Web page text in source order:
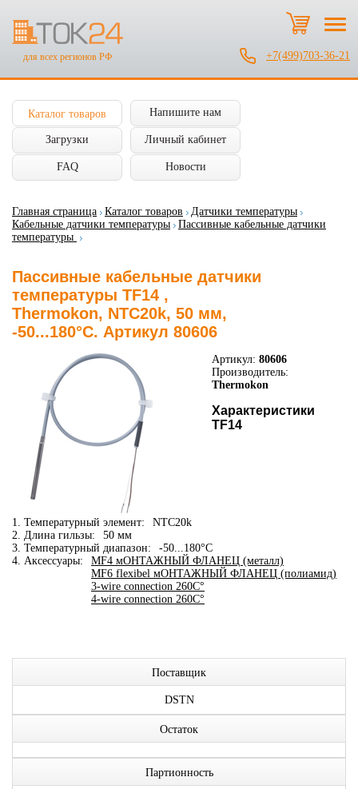
для всех регионов РФ +7(499)703-36-21
Каталог товаров Напишите нам
Загрузки Личный кабинет
FAQ Новости
Главная страница Каталог товаров
Датчики температуры
Кабельные датчики температуры
Пассивные кабельные датчики
температуры
Пассивные кабельные датчики
температуры TF14 ,
Thermokon, NTC20k, 50 мм,
-50...180°C. Артикул 80606
Артикул: 80606
Производитель:
Thermokon
Характеристики
TF14
1. Температурный элемент:
NTC20k
2. Длина гильзы:
50 мм
3. Температурный диапазон:
-50...180°C
4. Аксессуары:
MF4 мОНТАЖНЫЙ ФЛАНЕЦ (металл)
MF6 flexibel мОНТАЖНЫЙ ФЛАНЕЦ (полиамид)
3-wire connection 260C°
4-wire connection 260C°
Поставщик
DSTN
Остаток
Партионность